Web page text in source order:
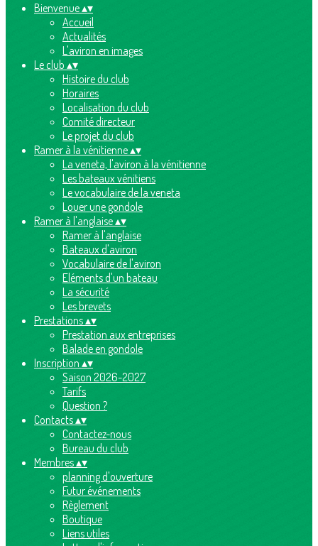
Bienvenue▴▾
Accueil
Actualités
L'aviron en images
Le club ▴▾
Histoire du club
Horaires
Localisation du club
Comité directeur
Le projet du club
Ramer à la vénitienne▴▾
La veneta, l'aviron à la vénitienne
Les bateaux vénitiens
Le vocabulaire de la veneta
Louer une gondole
Ramer à l'anglaise▴▾
Ramer à l'anglaise
Bateaux d'aviron
Vocabulaire de l'aviron
Eléments d'un bateau
La sécurité
Les brevets
Prestations▴▾
Prestation aux entreprises
Balade en gondole
Inscription ▴▾
Saison 2026-2027
Tarifs
Question ?
Contacts▴▾
Contactez-nous
Bureau du club
Membres▴▾
planning d'ouverture
Futur événements
Règlement
Boutique
Liens utiles